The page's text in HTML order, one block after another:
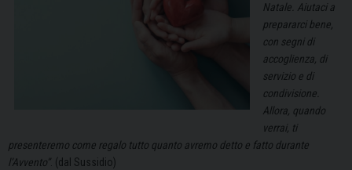
Natale. Aiutaci a
prepararci bene,
con segni di
accoglienza, di
servizio e di
condivisione.
Allora, quando
verrai, ti
presenteremo come regalo tutto quanto avremo detto e fatto durante
l’Avvento”. (dal Sussidio)